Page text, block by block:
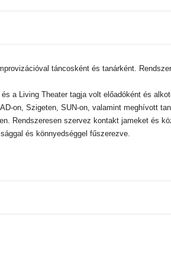
táncosként és tanárként.
a Living Theater tagja volt előadóként és
on, Szigeten, SUN-on, valamint meghívott
Rendszeresen szervez kontakt jameket és
és könnyedséggel fűszerezve.